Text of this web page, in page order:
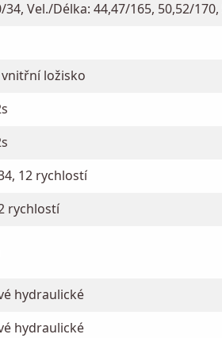
34, Vel./Délka: 44,47/165, 50,52/
vnitřní ložisko
12 rychlostí
rychlostí
hydraulické
hydraulické